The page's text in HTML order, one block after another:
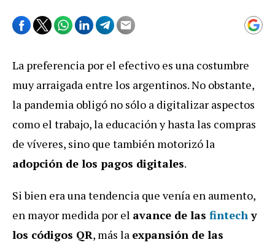
La preferencia por el efectivo es una costumbre
muy arraigada entre los argentinos. No obstante,
la pandemia obligó no sólo a digitalizar aspectos
como el trabajo, la educación y hasta las compras
de víveres, sino que también motorizó la
adopción de los pagos digitales.
Si bien era una tendencia que venía en aumento,
en mayor medida por el avance de las fintechy
los códigos QR, más la expansión de las